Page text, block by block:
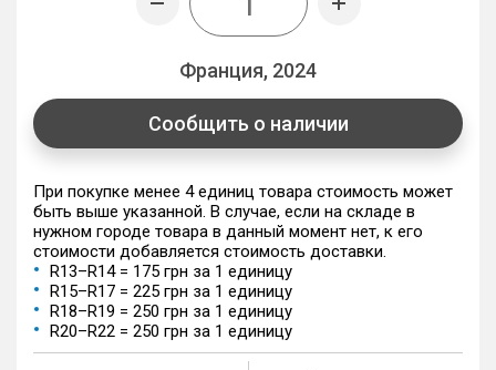
Франция, 2024
Сообщить о наличии
При покупке менее 4 единиц товара стоимость может
быть выше указанной. В случае, если на складе в
нужном городе товара в данный момент нет, к его
стоимости добавляется стоимость доставки.
R13–R14 = 175 грн за 1 единицу
R15–R17 = 225 грн за 1 единицу
R18–R19 = 250 грн за 1 единицу
R20–R22 = 250 грн за 1 единицу